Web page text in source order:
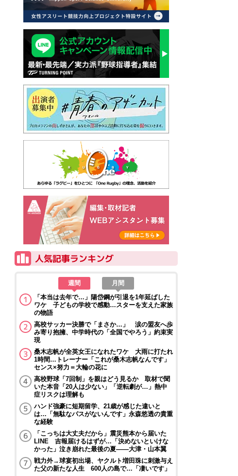
週間
月間
「本当は去年で…」陽岱鋼が引退を1年延ばした
ワケ 子どもの学校で感動…スターを支えた家族
の物語
高校サッカー決勝で「まさか…」 涙の盟友へ歩
み寄り抱擁、中学時代の「全国でやろう」約束実
現
桑木志帆が全英女王になれたワケ 大雨に打たれ
1時間…トレーナー「これが桑木志帆なんです」
センス×努力＝大輪の花に
高校野球「7回制」を親はどう見るか 取材で聞
いた本音「20人は少ない」「逆転劇が…」熱中
症リスクは理解も
ハンド強豪に短期留学、21歳が感じた違いと
は…「無駄なパスがないんです」永森悠透の貴重
な経験
「こっちは大丈夫だから」震災熊本から届いた
LINE 吉報届けるはずが…「決めないといけな
かった」泣き崩れた最後の夏――大津・山本翼
戦力外→球宴初出場、ヤクルト増田珠に刺激与え
た父の新たな人生 600人の島で…「凄いです」